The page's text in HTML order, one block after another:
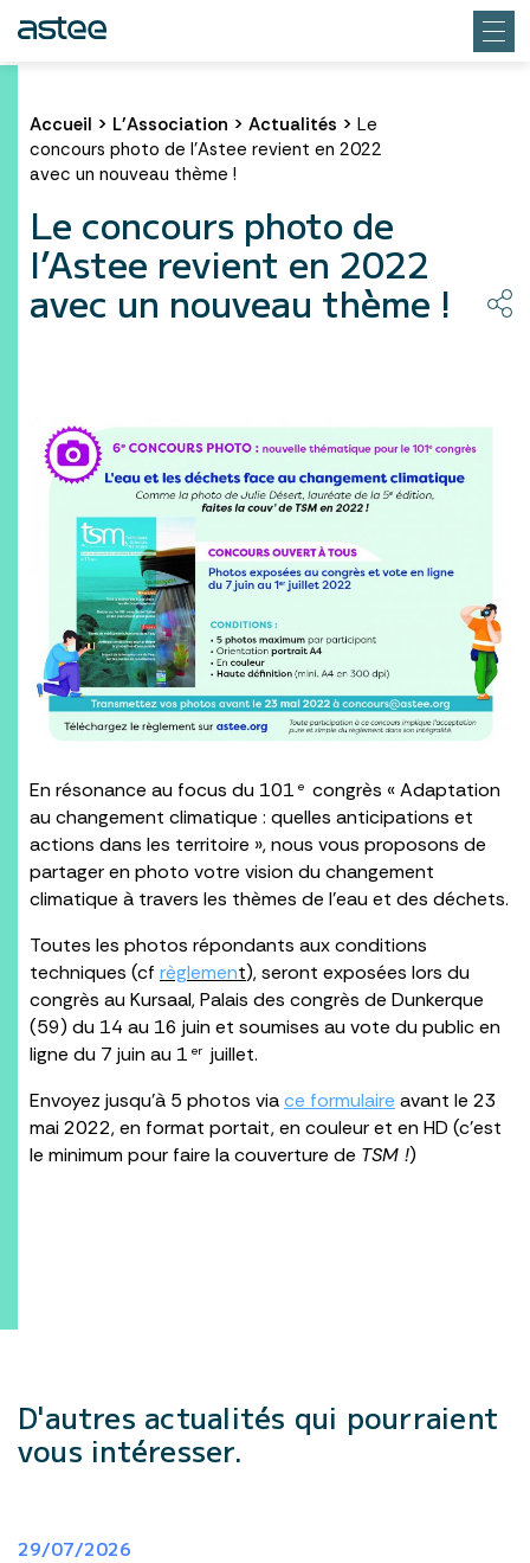
Accueil > L’Association > Actualités > Le
concours photo de l’Astee revient en 2022
avec un nouveau thème !
Le concours photo de
l’Astee revient en 2022
avec un nouveau thème !
En résonance au focus du 101 e congrès « Adaptation
au changement climatique : quelles anticipations et
actions dans les territoire », nous vous proposons de
partager en photo votre vision du changement
climatique à travers les thèmes de l’eau et des déchets.
Toutes les photos répondants aux conditions
techniques (cf règlement), seront exposées lors du
congrès au Kursaal, Palais des congrès de Dunkerque
(59) du 14 au 16 juin et soumises au vote du public en
ligne du 7 juin au 1 er juillet.
Envoyez jusqu’à 5 photos viace formulaire avant le 23
mai 2022, en format portait, en couleur et en HD (c’est
le minimum pour faire la couverture de TSM !)
D'autres actualités qui pourraient
vous intéresser.
29/07/2026